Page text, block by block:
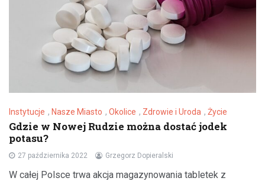
Instytucje , Nasze Miasto , Okolice , Zdrowie i Uroda , Życie
Gdzie w Nowej Rudzie można dostać jodek
potasu?
27 października 2022 Grzegorz Dopieralski
W całej Polsce trwa akcja magazynowania tabletek z